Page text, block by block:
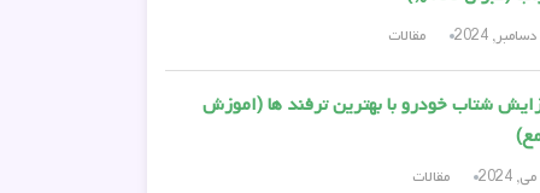
مقالات
شتاب خودرو با بهترین ترفند ها (اموزش
مقالات